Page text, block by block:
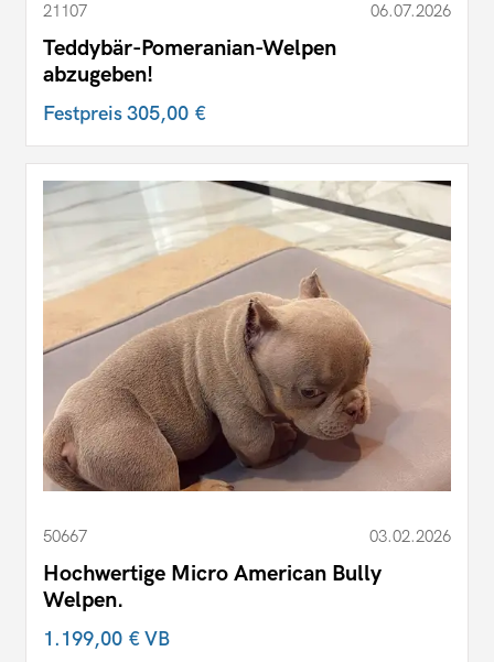
21107 06.07.2026
Teddybär-Pomeranian-Welpen
abzugeben!
Festpreis305,00 €
50667 03.02.2026
Hochwertige Micro American Bully
Welpen.
1.199,00 €VB